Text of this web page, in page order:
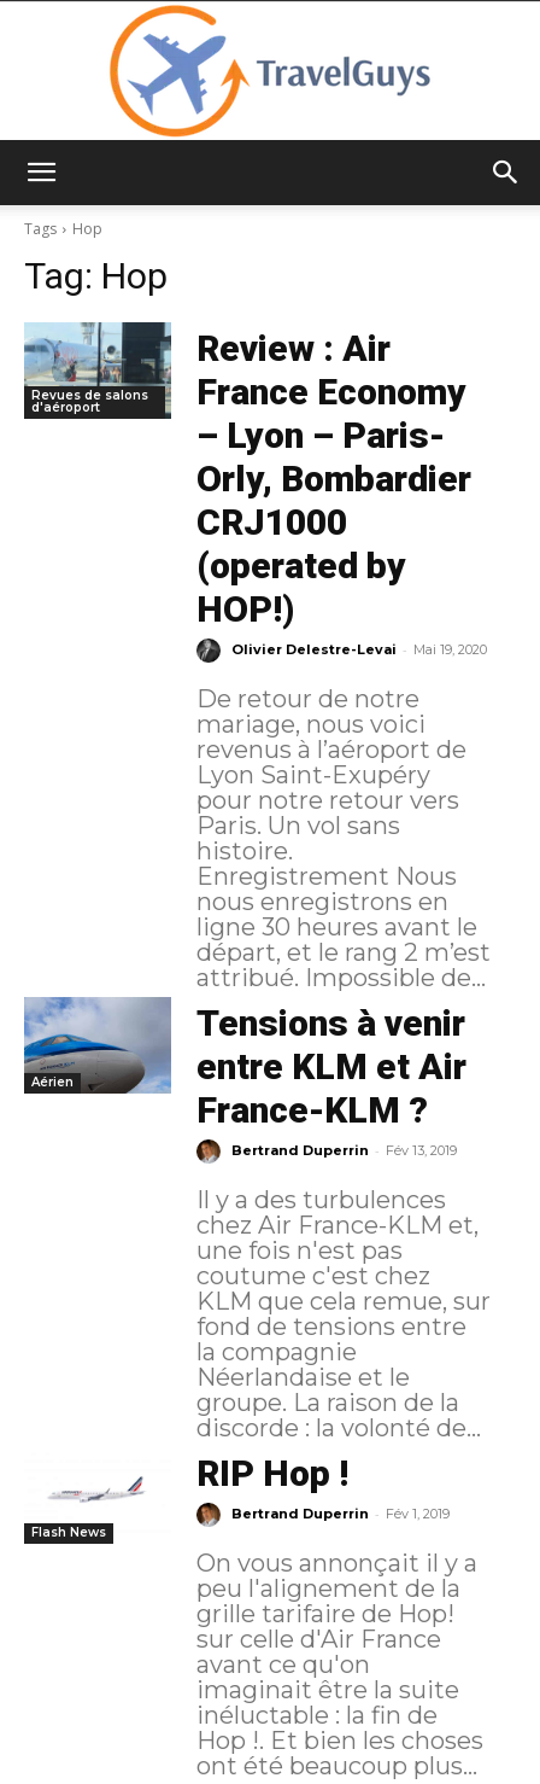
Tags
Hop
Tag: Hop
Revues de salons
d'aéroport
Review : Air
France Economy
– Lyon – Paris-
Orly, Bombardier
CRJ1000
(operated by
HOP!)
Olivier Delestre-Levai - Mai 19, 2020
De retour de notre
mariage, nous voici
revenus à l’aéroport de
Lyon Saint-Exupéry
pour notre retour vers
Paris. Un vol sans
histoire.
Enregistrement Nous
nous enregistrons en
ligne 30 heures avant le
départ, et le rang 2 m’est
attribué. Impossible de...
Aérien
Tensions à venir
entre KLM et Air
France-KLM ?
Bertrand Duperrin - Fév 13, 2019
Il y a des turbulences
chez Air France-KLM et,
une fois n'est pas
coutume c'est chez
KLM que cela remue, sur
fond de tensions entre
la compagnie
Néerlandaise et le
groupe. La raison de la
discorde : la volonté de...
Flash News
RIP Hop !
Bertrand Duperrin - Fév 1, 2019
On vous annonçait il y a
peu l'alignement de la
grille tarifaire de Hop!
sur celle d'Air France
avant ce qu'on
imaginait être la suite
inéluctable : la fin de
Hop !. Et bien les choses
ont été beaucoup plus...